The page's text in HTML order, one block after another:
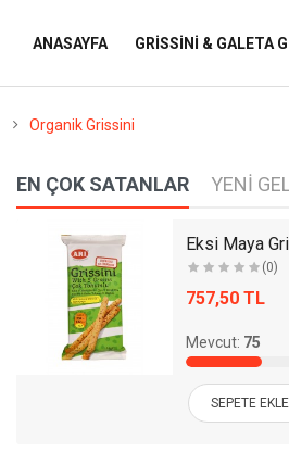
ANASAYFA GRISSINI & GALETA
Organik Grissini
EN ÇOK SATANLAR YENI
(0)
757,50 TL
Mevcut: 75
SEPETE EKLE